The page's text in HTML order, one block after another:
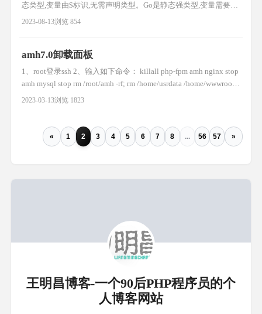
态类型,变量由$标识,无需声明类型。Go是静态强类型,变量需要声
明明确类型。 代码结构 PHP可以在代码任意位置直接执行代码。
过多值返回检测错误。 类与接口
2023-08-13浏览 854
amh7.0卸载面板
1、root登录ssh 2、输入如下命令： killall php-fpm amh nginx stop
amh mysql stop rm /root/amh -rf; rm /home/usrdata /home/wwwroot -
rf; rm /usr/local/amh* -rf; rm /usr/local/libiconv* -rf; rm /u
2023-03-13浏览 1823
« 1 2 3 4 5 6 7 8 ... 56 57 »
王明昌博客-一个90后PHP程序员的个
人博客网站